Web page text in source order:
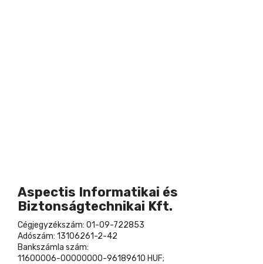
Aspectis Informatikai és
Biztonságtechnikai Kft.
Cégjegyzékszám: 01-09-722853
Adószám: 13106261-2-42
Bankszámla szám:
11600006-00000000-96189610 HUF;